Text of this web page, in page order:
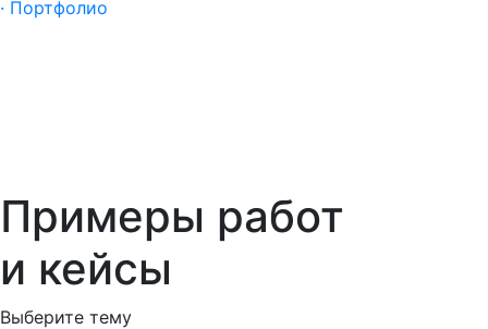
· Портфолио
Примеры работ
и кейсы
Выберите тему